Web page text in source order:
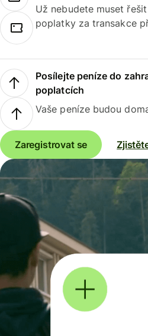
Už nebudete muset
poplatky za transakce
Posílejte peníze do
poplatcích
Vaše peníze budou
Zaregistrovat se